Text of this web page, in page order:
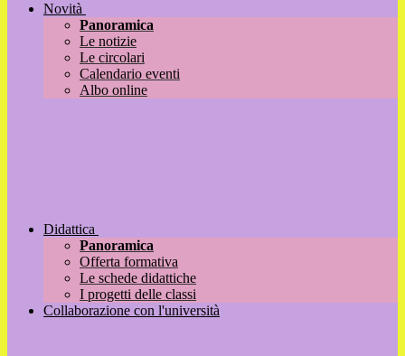
Novità
Panoramica
Le notizie
Le circolari
Calendario eventi
Albo online
Didattica
Panoramica
Offerta formativa
Le schede didattiche
I progetti delle classi
Collaborazione con l'università